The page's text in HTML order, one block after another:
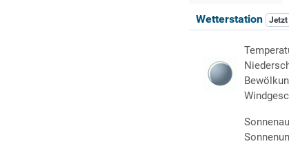
Wetterstation Jetzt